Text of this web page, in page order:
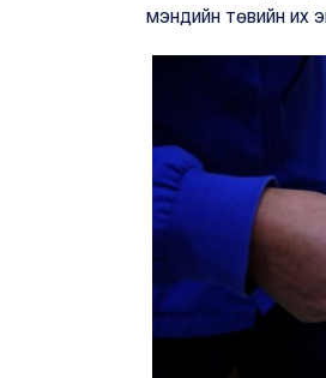
мэндийн төвийн их